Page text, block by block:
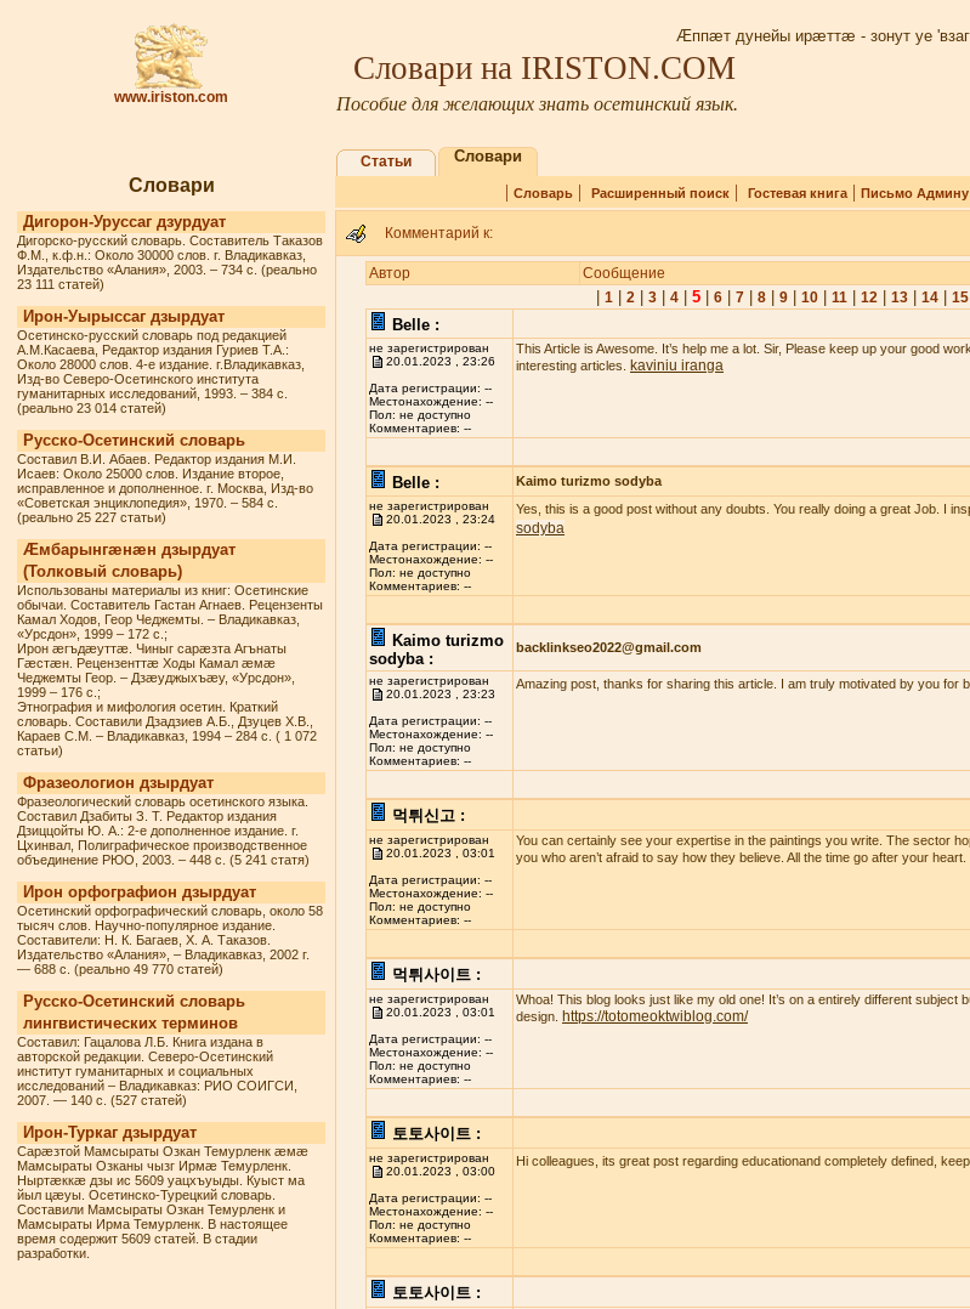
www.iriston.com
Æппæт дунейы ирæттæ - зонут уе
Словари на IRISTON.COM
Пособие для желающих знать осетинский язык.
Словари
Дигорон-Уруссаг дзурдуат
Дигорско-русский словарь. Составитель Таказов
Ф.М., к.ф.н.: Около 30000 слов. г. Владикавказ,
Издательство «Алания», 2003. – 734 с. (реально
23 111 статей)
Ирон-Уырыссаг дзырдуат
Осетинско-русский словарь под редакцией
А.М.Касаева, Редактор издания Гуриев Т.А.:
Около 28000 слов. 4-е издание. г.Владикавказ,
Изд-во Северо-Осетинского института
гуманитарных исследований, 1993. – 384 с.
(реально 23 014 статей)
Русско-Осетинский словарь
Составил В.И. Абаев. Редактор издания М.И.
Исаев: Около 25000 слов. Издание второе,
исправленное и дополненное. г. Москва, Изд-во
«Советская энциклопедия», 1970. – 584 с.
(реально 25 227 статьи)
Æмбарынгæнæн дзырдуат
(Толковый словарь)
Использованы материалы из книг: Осетинские
обычаи. Составитель Гастан Агнаев. Рецензенты
Камал Ходов, Геор Чеджемты. – Владикавказ,
«Урсдон», 1999 – 172 с.;
Ирон æгъдæуттæ. Чиныг сарæзта Агънаты
Гæстæн. Рецензенттæ Ходы Камал æмæ
Чеджемты Геор. – Дзæуджыхъæу, «Урсдон»,
1999 – 176 с.;
Этнография и мифология осетин. Краткий
словарь. Составили Дзадзиев А.Б., Дзуцев Х.В.,
Караев С.М. – Владикавказ, 1994 – 284 с. ( 1 072
статьи)
Фразеологион дзырдуат
Фразеологический словарь осетинского языка.
Составил Дзабиты З. Т. Редактор издания
Дзиццойты Ю. А.: 2-е дополненное издание. г.
Цхинвал, Полиграфическое производственное
объединение РЮО, 2003. – 448 с. (5 241 статя)
Ирон орфографион дзырдуат
Осетинский орфографический словарь, около 58
тысяч слов. Научно-популярное издание.
Составители: Н. К. Багаев, Х. А. Таказов.
Издательство «Алания», – Владикавказ, 2002 г.
— 688 с. (реально 49 770 статей)
Русско-Осетинский словарь
лингвистических терминов
Составил: Гацалова Л.Б. Книга издана в
авторской редакции. Северо-Осетинский
институт гуманитарных и социальных
исследований – Владикавказ: РИО СОИГСИ,
2007. — 140 с. (527 статей)
Ирон-Туркаг дзырдуат
Сарæзтой Мамсыраты Озкан Темурленк æмæ
Мамсыраты Озканы чызг Ирмæ Темурленк.
Ныртæккæ дзы ис 5609 уацхъуыды. Куыст ма
йыл цæуы. Осетинско-Турецкий словарь.
Составили Мамсыраты Озкан Темурленк и
Мамсыраты Ирма Темурленк. В настоящее
время содержит 5609 статей. В стадии
разработки.
Статьи Словари
| Словарь| Расширенный поиск| Гостевая книга| Письмо Админу
Комментарий к:
Автор Сообщение
1| 2| 3| 4| 5| 6| 7| 8| 9| 10| 11| 12| 13| 14| 15
Belle :
не зарегистрирован
20.01.2023 , 23:26
Дата регистрации: --
Местонахождение: --
Пол: не доступно
Комментариев: --
This Article is Awesome. It’s help me a lot. Sir, Please keep up your good
interesting articles.
kaviniu iranga
Belle : Kaimo turizmo sodyba
не зарегистрирован
20.01.2023 , 23:24
Дата регистрации: --
Местонахождение: --
Пол: не доступно
Комментариев: --
Yes, this is a good post without any doubts. You really doing a great Job. I
sodyba
Kaimo turizmo
sodyba :
backlinkseo2022@gmail.com
не зарегистрирован
20.01.2023 , 23:23
Дата регистрации: --
Местонахождение: --
Пол: не доступно
Комментариев: --
Amazing post, thanks for sharing this article. I am truly motivated by you for
먹튀신고 :
не зарегистрирован
20.01.2023 , 03:01
Дата регистрации: --
Местонахождение: --
Пол: не доступно
Комментариев: --
You can certainly see your expertise in the paintings you write. The sector
you who aren’t afraid to say how they believe. All the time go after your heart.
먹튀사이트 :
не зарегистрирован
20.01.2023 , 03:01
Дата регистрации: --
Местонахождение: --
Пол: не доступно
Комментариев: --
Whoa! This blog looks just like my old one! It’s on a entirely different subject
design.
https://totomeoktwiblog.com/
토토사이트 :
не зарегистрирован
20.01.2023 , 03:00
Дата регистрации: --
Местонахождение: --
Пол: не доступно
Комментариев: --
Hi colleagues, its great post regarding educationand completely defined, keep
토토사이트 :